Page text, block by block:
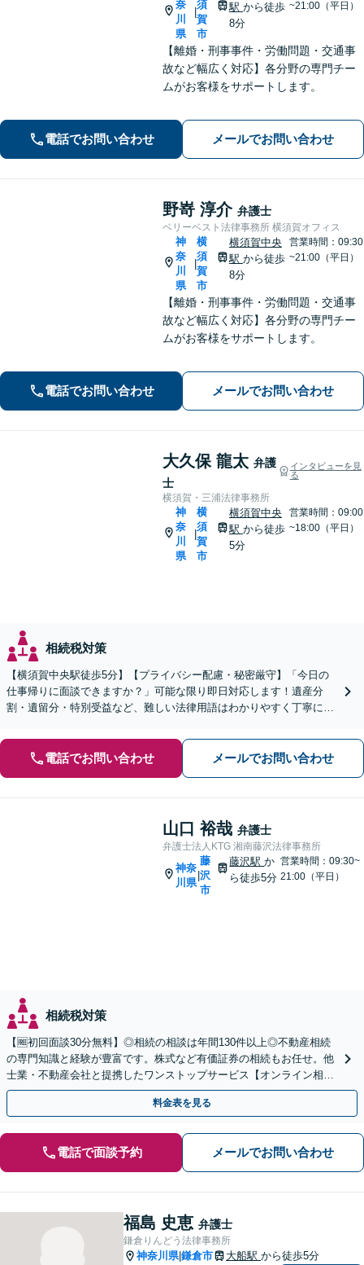
奈
川
県
|
須
賀
市
駅 から徒歩
8分
~21:00（平日）
【離婚・刑事事件・労働問題・交通事
故など幅広く対応】各分野の専門チー
ムがお客様をサポートします。
電話でお問い合わせ メールでお問い合わせ
野嵜 淳介 弁護士
ベリーベスト法律事務所 横須賀オフィス
神
奈
川
県
|
横
須
賀
市
横須賀中央
駅 から徒歩
8分
営業時間：09:30
~21:00（平日）
【離婚・刑事事件・労働問題・交通事
故など幅広く対応】各分野の専門チー
ムがお客様をサポートします。
電話でお問い合わせ メールでお問い合わせ
大久保 龍太 弁護
士
インタビューを見
る
横須賀・三浦法律事務所
神
奈
川
県
|
横
須
賀
市
横須賀中央
駅 から徒歩
5分
営業時間：09:00
~18:00（平日）
相続税対策
【横須賀中央駅徒歩5分】【プライバシー配慮・秘密厳守】「今日の
仕事帰りに面談できますか？」可能な限り即日対応します！遺産分
割・遺留分・特別受益など、難しい法律用語はわかりやすく丁寧に説
電話でお問い合わせ メールでお問い合わせ
山口 裕哉 弁護士
弁護士法人KTG 湘南藤沢法律事務所
神奈
川県
|
藤
沢
市
藤沢駅か
ら徒歩5分
営業時間：09:30~
21:00（平日）
相続税対策
【🆓初回面談30分無料】◎相続の相談は年間130件以上◎不動産相続
の専門知識と経験が豊富です。株式など有価証券の相続もお任せ。他
士業・不動産会社と提携したワンストップサービス【オンライン相談
｜カード・分割払い可】
料金表を見る
電話で面談予約 メールでお問い合わせ
福島 史恵 弁護士
鎌倉りんどう法律事務所
神奈川県|鎌倉市 大船駅 から徒歩5分